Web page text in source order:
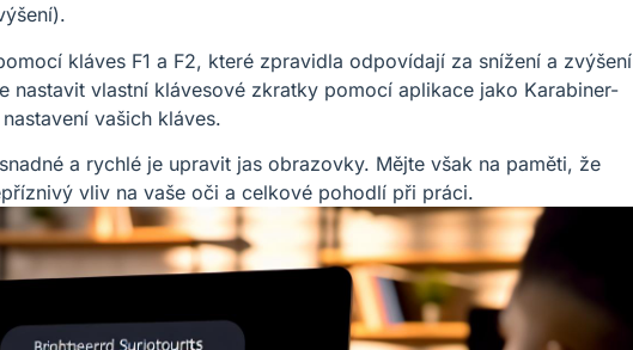
kláves F1 a F2, které zpravidla odpovídají za snížení a zvýšení
nastavit vlastní klávesové zkratky pomocí aplikace jako Karabiner-
vašich kláves.
a rychlé je upravit jas obrazovky. Mějte však na paměti, že
vliv na vaše oči a celkové pohodlí při práci.